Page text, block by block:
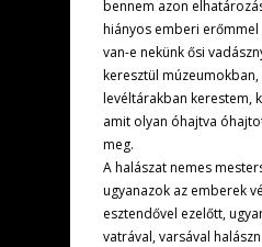
bennem azon
hiányos emberi
van-e nekünk ősi
keresztül
levéltárakban kerestem,
amit olyan óhajtva
meg.
A halászat nemes
ugyanazok az emberek
esztendővel ezelőtt,
vatrával, varsával